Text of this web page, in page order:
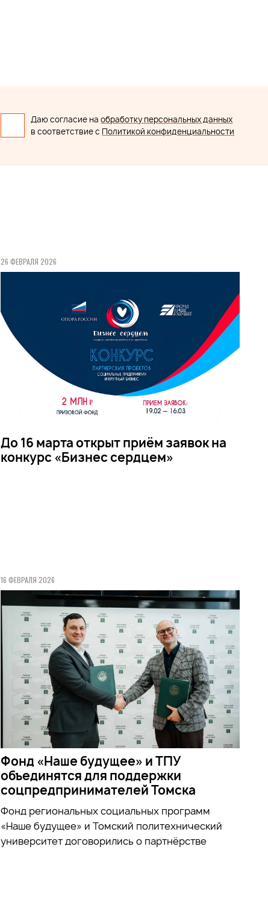
Даю согласие наобработку персональных данных
в соответствие с Политикой конфиденциальности
26 ФЕВРАЛЯ 2026
До 16 марта открыт приём заявок на
конкурс «Бизнес сердцем»
16 ФЕВРАЛЯ 2026
Фонд «Наше будущее» и ТПУ
объединятся для поддержки
соцпредпринимателей Томска
Фонд региональных социальных программ
«Наше будущее» и Томский политехнический
университет договорились о партнёрстве